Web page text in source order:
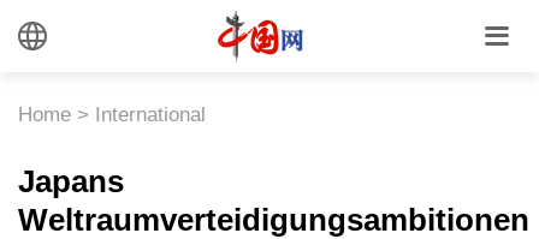
Home > International
Japans
Weltraumverteidigungsambitionen